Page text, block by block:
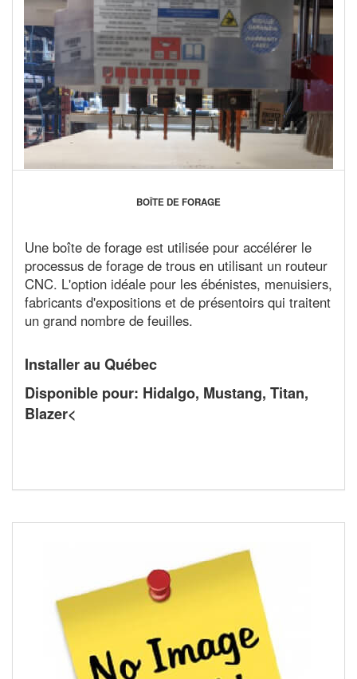
BOÎTE DE FORAGE
Une boîte de forage est utilisée pour accélérer le
processus de forage de trous en utilisant un routeur
CNC. L'option idéale pour les ébénistes, menuisiers,
fabricants d'expositions et de présentoirs qui traitent
un grand nombre de feuilles.
Installer au Québec
Disponible pour: Hidalgo, Mustang, Titan,
Blazer<